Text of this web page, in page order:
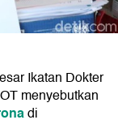
Ikatan Dokter
menyebutkan
di